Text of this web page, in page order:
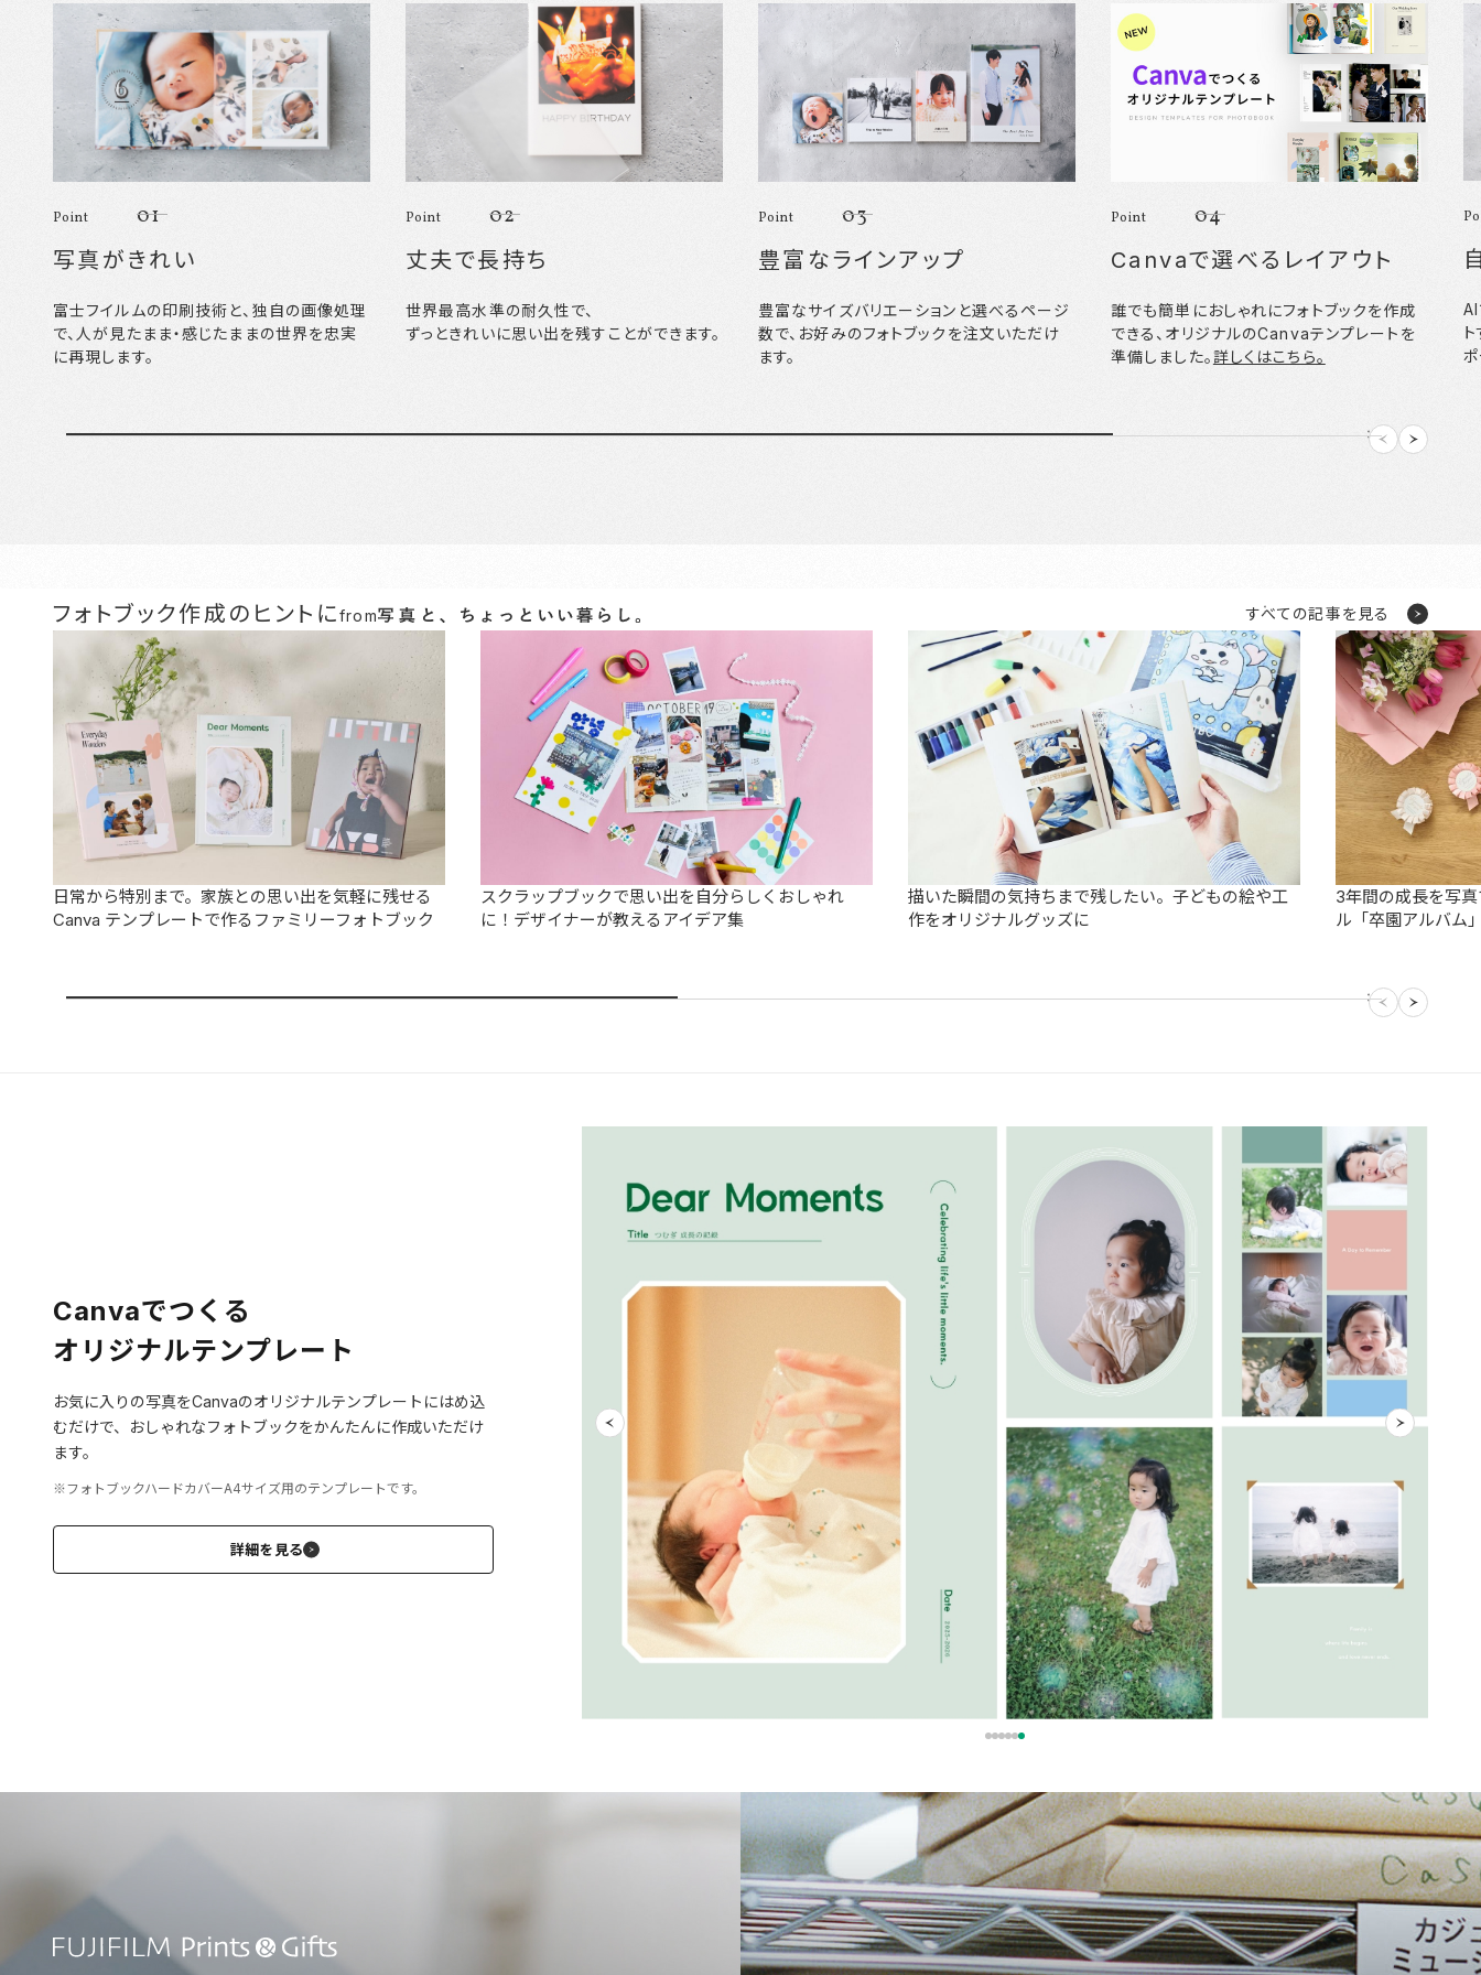
Point 01
写真がきれい
富士フイルムの印刷技術と、独自の画像処理
で、人が見たまま・感じたままの世界を忠実
に再現します。
Point 02
丈夫で長持ち
世界最高水準の耐久性で、
ずっときれいに思い出を残すことができます。
Point 03
豊富なラインアップ
豊富なサイズバリエーションと選べるページ
数で、お好みのフォトブックを注文いただけ
ます。
Point 04
Canvaで選べるレイアウト
誰でも簡単におしゃれにフォトブックを作成
できる、オリジナルのCanvaテンプレートを
準備しました。詳しくはこちら。
ポ
フォトブック作成のヒントにfrom すべての記事を見る
日常から特別まで。家族との思い出を気軽に残せる
Canva テンプレートで作るファミリーフォトブック
スクラップブックで思い出を自分らしくおしゃれ
に！デザイナーが教えるアイデア集
描いた瞬間の気持ちまで残したい。子どもの絵や工
作をオリジナルグッズに
3年間の成長を写
ル「卒園アルバム
Canvaでつくる
オリジナルテンプレート
お気に入りの写真をCanvaのオリジナルテンプレートにはめ込
むだけで、おしゃれなフォトブックをかんたんに作成いただけ
ます。
※フォトブックハードカバーA4サイズ用のテンプレートです。
詳細を見る